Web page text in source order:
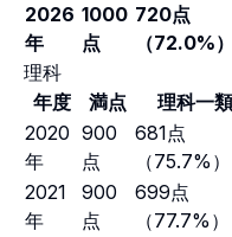
2026
年
1000
点
720点
（72.0%）
理科
年度
満点 理科一類
2020
年
900
点
681点
（75.7%）
2021
年
900
点
699点
（77.7%）